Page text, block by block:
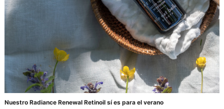
Nuestro Radiance Renewal Retinoil sí es para el verano